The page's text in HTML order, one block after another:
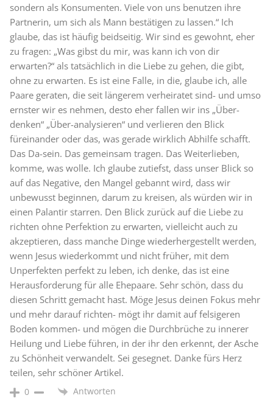
sondern als Konsumenten. Viele von uns benutzen ihre
Partnerin, um sich als Mann bestätigen zu lassen.“ Ich
glaube, das ist häufig beidseitig. Wir sind es gewohnt, eher
zu fragen: „Was gibst du mir, was kann ich von dir
erwarten?“ als tatsächlich in die Liebe zu gehen, die gibt,
ohne zu erwarten. Es ist eine Falle, in die, glaube ich, alle
Paare geraten, die seit längerem verheiratet sind- und umso
ernster wir es nehmen, desto eher fallen wir ins „Über-
denken“ „Über-analysieren“ und verlieren den Blick
füreinander oder das, was gerade wirklich Abhilfe schafft.
Das Da-sein. Das gemeinsam tragen. Das Weiterlieben,
komme, was wolle. Ich glaube zutiefst, dass unser Blick so
auf das Negative, den Mangel gebannt wird, dass wir
unbewusst beginnen, darum zu kreisen, als würden wir in
einen Palantir starren. Den Blick zurück auf die Liebe zu
richten ohne Perfektion zu erwarten, vielleicht auch zu
akzeptieren, dass manche Dinge wiederhergestellt werden,
wenn Jesus wiederkommt und nicht früher, mit dem
Unperfekten perfekt zu leben, ich denke, das ist eine
Herausforderung für alle Ehepaare. Sehr schön, dass du
diesen Schritt gemacht hast. Möge Jesus deinen Fokus mehr
und mehr darauf richten- mögt ihr damit auf felsigeren
Boden kommen- und mögen die Durchbrüche zu innerer
Heilung und Liebe führen, in der ihr den erkennt, der Asche
zu Schönheit verwandelt. Sei gesegnet. Danke fürs Herz
teilen, sehr schöner Artikel.
0 Antworten